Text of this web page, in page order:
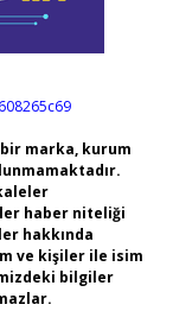
marka, kurum
haber niteliği
hakkında
ve kişiler ile isim
bilgiler